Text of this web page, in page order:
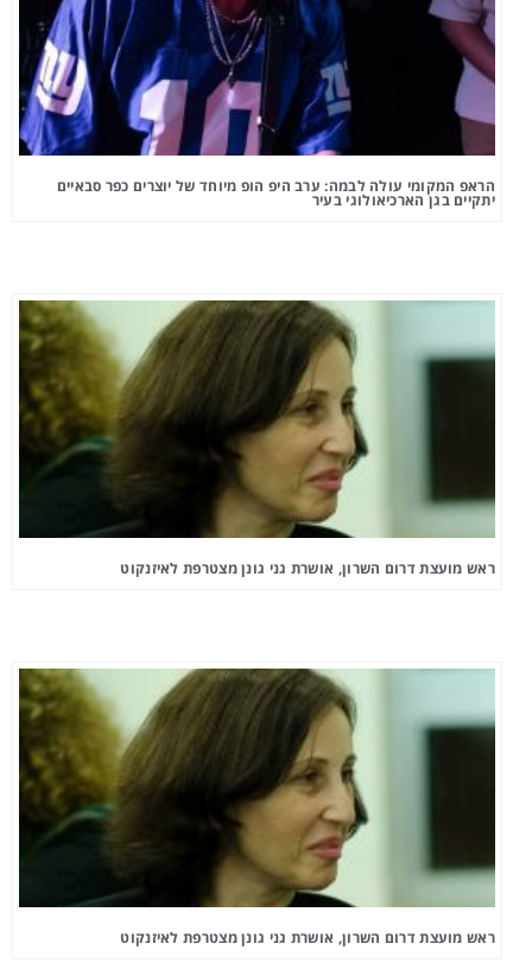
הראפ המקומי עולה לבמה: ערב היפ הופ מיוחד של יוצרים כפר סבאיים
יתקיים בגן הארכיאולוגי בעיר
ראש מועצת דרום השרון, אושרת גני גונן מצטרפת לאיזנקוט
ראש מועצת דרום השרון, אושרת גני גונן מצטרפת לאיזנקוט